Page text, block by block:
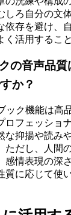
しろ自分の文
依存を避け、
活用するこ
の音声品
か？
ック機能は高
ロフェッショ
な抑揚や読み
ただし、人間
感情表現の深
質に応じて使